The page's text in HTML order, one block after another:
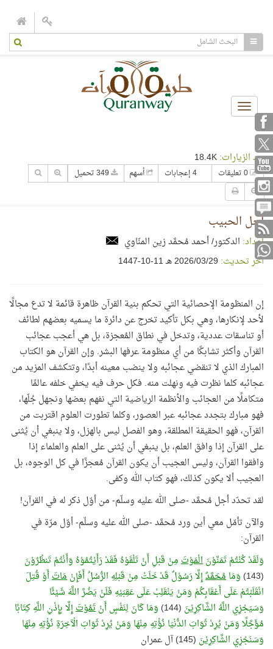
Toggle
navigation
عدد الزيارات:
4 إعجابات أسهم
أجل الحبيب
إعداد: الدكتور/ أحمد مُحمَّد زين المنّاوي
آخر تحديث: 29‏/03‏/2026 هـ 11-10-1447
إن المنظومة الإحصائية التي تحكم بنية القرآن ظاهرة قائمة لا تدع مجالًا
لأحد لإنكارها، وهي بكل تأكيد تخرج عن دائرة ما يسميه بعضهم لطائف
أو تناسقات عددية، وتدخل في نطاق المُعجزة، بل هي أعجب عجائب
القرآن وأكثر تشابكًا من أي منظومة عرفها البشر. وإن القرآن هو الكتاب
المبارك الذي لا تنقضي عجائبه ولا ينضب معينه أبدًا، وتتكشف المزيد من
عجائبه كلما نظرت فيه ونهلت منه. فكل حرف فيه يخفي خلفه عالمًا
متكاملًا من العجائب والأنظمة الرياضية التي نفهم بعضها ونجهل جُلّها،
فهو مبارك بتجدد عجائبه عبر العصور، وكلما تطورت العلوم اقتربت من
القرآن، فهو الحقيقة المطلقة، وهو الفصل ليس بالهزل، ولا ينبغي أن يُثنى
على القرآن إذا وافق العلم، بل ينبغي أن يُثنى على العلم والعلماء إذا
وافقوا القرآن، وليس العجيب أن يكون القرآن مُعجزًا في كل الوجوه، بل
العجيب ألا يكون كذلك، فهو كتاب الله وكفى.
لقد تحدّد أجل مُحمَّد -صلى الله عليه وسلّم- من أوّل ذكر له في القرآن!
والآن تأمّل معي أين ورد مُحمَّد -صلى الله عليه وسلّم- أوّل مرّة في
القرآن:
وَلَقَدْ كُنْتُمْ تَمَنَّوْنَالْمَوْتَمِنْ قَبْلِ أَنْ تَلْقَوْهُ فَقَدْ رَأَيْتُمُوْهُ وَأَنْتُمْ تَنظُرُوْنَ
(143)
وَمَامُحَمَّدٌإِلَّا رَسُوْلٌ قَدْ خَلَتْ مِنْ قَبْلِهِ الرُّسُلُ أَفَإِنْمَاتَأَوْ قُتِلَ
انْقَلَبْتُمْ عَلَى أَعْقَابِكُمْ وَمَنْ يَنْقَلِبْ عَلَى عَقِبَيْهِ فَلَنْ يَضُرَّ اللَّهَ شَيْئًا
وَسَيَجْزِي اللَّهُ الشَّاكِرِيْنَ (144) وَمَا كَانَ لِنَفْسٍ أَنْتَمُوْتَإِلَّا بِإِذْنِ اللَّهِ كِتَابًا
مُؤَجَّلًا وَمَنْ يُرِدْ ثَوَابَ الدُّنْيَا نُؤْتِهِ مِنْهَا وَمَنْ يُرِدْ ثَوَابَ الْآخِرَةِ نُؤْتِهِ مِنْهَا
وَسَنَجْزِي الشَّاكِرِيْنَ (145) آل عمران